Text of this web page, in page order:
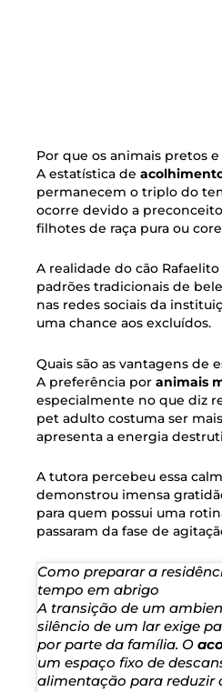
Por que os animais pretos
A estatística de
permanecem o triplo do
ocorre devido a
filhotes de raça pura ou
A realidade do cão
padrões tradicionais de
nas redes sociais da
uma chance aos excluídos.
Quais são as vantagens
A preferência por animais
especialmente no que diz
pet adulto costuma ser
apresenta a energia
A tutora percebeu essa
demonstrou imensa
para quem possui uma
passaram da fase de
Como preparar a
tempo em abrigo
A transição de um
silêncio de um lar exige
por parte da família. O
um espaço fixo de
alimentação para reduzir